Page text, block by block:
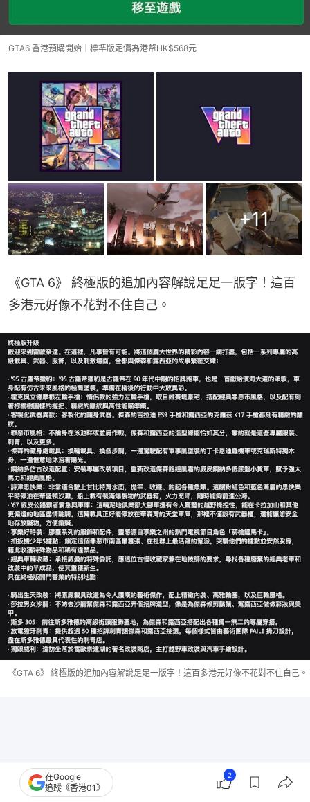
GTA6 香港預購開始｜標準版定價為港幣HK$568元
+11
《GTA 6》 終極版的追加內容解說足足一版字！這百
多港元好像不花對不住自己。
《GTA 6》 終極版的追加內容解說足足一版字！這百多港元好像不花對不住自己。
在Google
追蹤《香港01》
2